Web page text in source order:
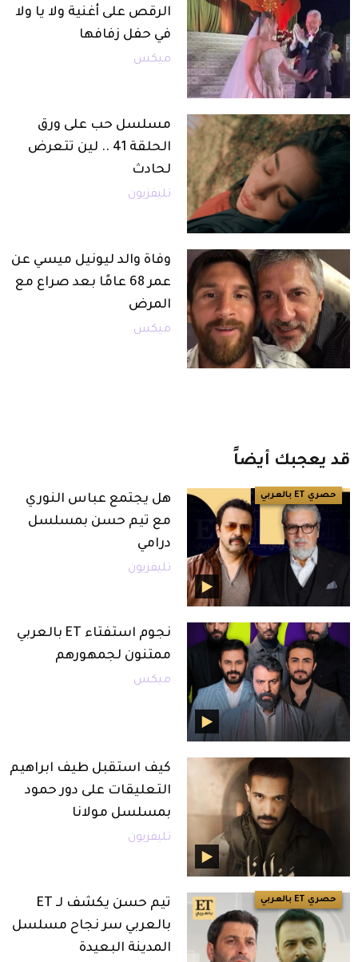
الرقص على أغنية ولا يا ولا
في حفل زفافها
ميكس
مسلسل حب على ورق
الحلقة 41 .. لين تتعرض
لحادث
تليفزيون
وفاة والد ليونيل ميسي عن
عمر 68 عامًا بعد صراع مع
المرض
ميكس
قد يعجبك أيضاً
حصري ET بالعربي
هل يجتمع عباس النوري
مع تيم حسن بمسلسل
درامي
تليفزيون
نجوم استفتاء ET بالعربي
ممتنون لجمهورهم
ميكس
كيف استقبل طيف ابراهيم
التعليقات على دور حمود
بمسلسل مولانا
تليفزيون
حصري ET بالعربي
تيم حسن يكشف لـ ET
بالعربي سر نجاح مسلسل
المدينة البعيدة